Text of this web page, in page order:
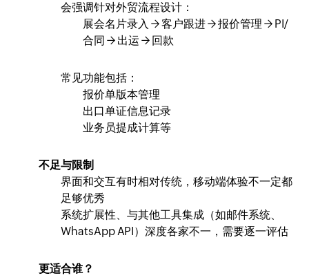
会强调针对外贸流程设计：
展会名片录入 → 客户跟进 → 报价管理 → PI/
合同 → 出运 → 回款
常见功能包括：
报价单版本管理
出口单证信息记录
业务员提成计算等
不足与限制
界面和交互有时相对传统，移动端体验不一定都
足够优秀
系统扩展性、与其他工具集成（如邮件系统、
WhatsApp API）深度各家不一，需要逐一评估
更适合谁？